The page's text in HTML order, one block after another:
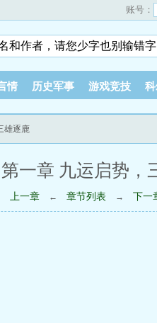
账号：
情 历史军事 游戏竞技
雄逐鹿
第一章 九运启势，
上一章 ← 章节列表 → 下一